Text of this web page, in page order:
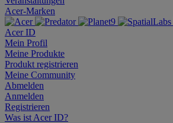
Acer-Marken
Acer ID
Mein Profil
Meine Produkte
Produkt registrieren
Meine Community
Abmelden
Anmelden
Registrieren
Was ist Acer ID?